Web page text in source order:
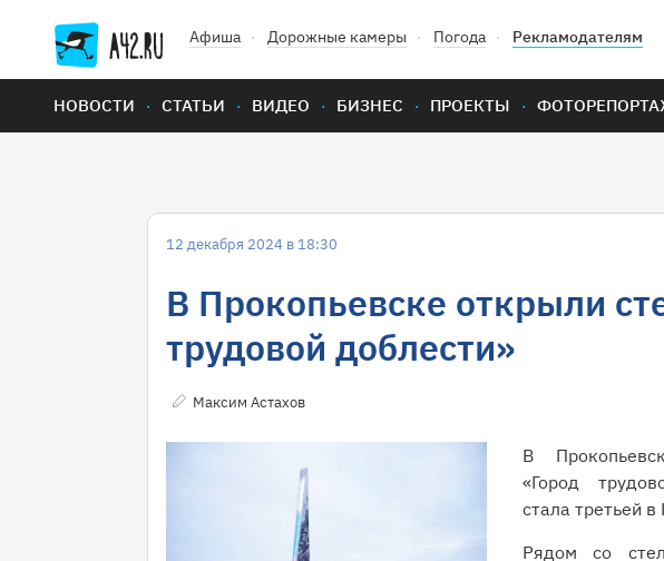
Афиша Дорожные камеры Погода Рекламодателям
НОВОСТИ СТАТЬИ ВИДЕО БИЗНЕС ПРОЕКТЫ
12 декабря 2024 в 18:30
В Прокопьевске открыли
трудовой доблести»
Максим Астахов
В
«Город
стала третьей в
Рядом со